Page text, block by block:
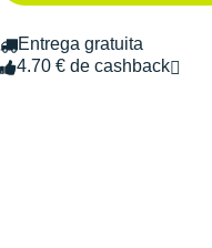
Entrega gratuita
4.70 € de cashback